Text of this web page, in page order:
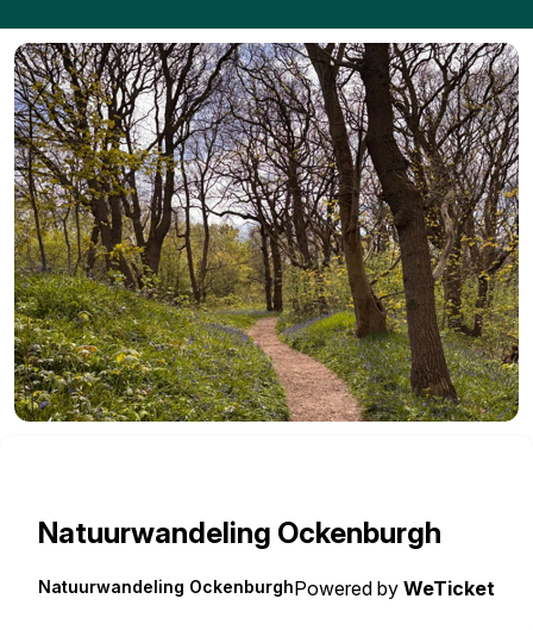
Natuurwandeling Ockenburgh
Natuurwandeling OckenburghPowered by WeTicket